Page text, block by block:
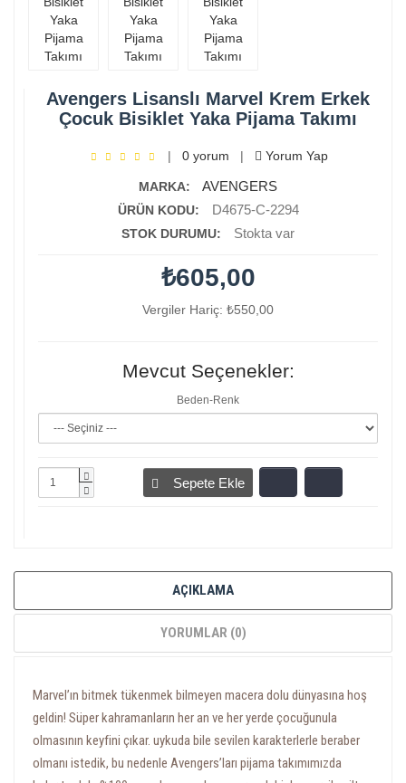
Avengers Lisanslı Marvel Krem Erkek
Çocuk Bisiklet Yaka Pijama Takımı
| 0 yorum | Yorum Yap
MARKA: AVENGERS
ÜRÜN KODU: D4675-C-2294
STOK DURUMU: Stokta var
₺605,00
Vergiler Hariç: ₺550,00
Mevcut Seçenekler:
Beden-Renk
Sepete Ekle
AÇIKLAMA
YORUMLAR (0)
Marvel’ın bitmek tükenmek bilmeyen macera dolu dünyasına hoş
geldin! Süper kahramanların her an ve her yerde çocuğunula
olmasının keyfini çıkar. uykuda bile sevilen karakterlerle beraber
olmanı istedik, bu nedenle Avengers’ları pijama takımımızda